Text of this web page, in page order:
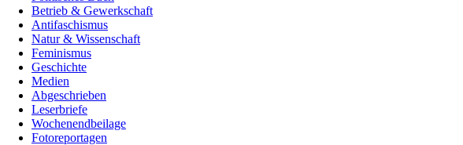
Betrieb & Gewerkschaft
Antifaschismus
Natur & Wissenschaft
Feminismus
Geschichte
Medien
Abgeschrieben
Leserbriefe
Wochenendbeilage
Fotoreportagen